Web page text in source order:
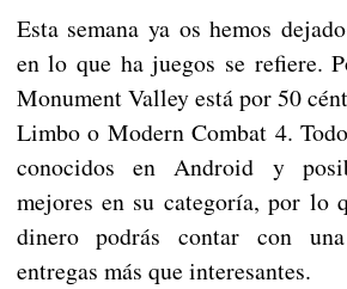
Esta semana ya os hemos
en lo que ha juegos se refiere.
Monument Valley está por 50
Limbo o Modern Combat 4.
conocidos en Android y
mejores en su categoría, por lo
dinero podrás contar con
entregas más que interesantes.